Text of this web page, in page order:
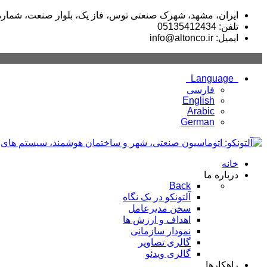
ایران، مشهد، شهرک صنعتی توس، فاز یک، بلوار صنعت، شماره
تلفن: 05135412434
ایمیل: info@altonco.ir
فارسی
English
Arabic
German
خانه
درباره ما
Back
آلتونکو در یک نگاه
سخن مدیرعامل
اهداف و ارزش ها
نمودار سازمانی
گالری تصاویر
گالری ویدئو
راهکارها